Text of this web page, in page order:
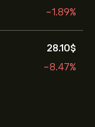
-1.89%
28.10‎$‎
-8.47%